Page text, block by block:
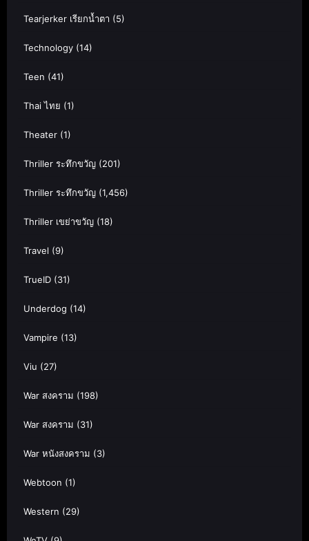
Tearjerker เรียกน้ำตา (5)
Technology (14)
Teen (41)
Thai ไทย (1)
Theater (1)
Thriller ระทึกขวัญ (201)
Thriller ระทึกขวัญ (1,456)
Thriller เขย่าขวัญ (18)
Travel (9)
TrueID (31)
Underdog (14)
Vampire (13)
Viu (27)
War สงคราม (198)
War สงคราม (31)
War หนังสงคราม (3)
Webtoon (1)
Western (29)